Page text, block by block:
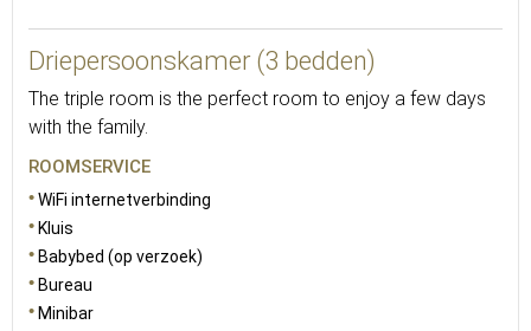
Driepersoonskamer (3 bedden)
The triple room is the perfect room to enjoy a few days
with the family.
ROOMSERVICE
WiFi internetverbinding
Kluis
Babybed (op verzoek)
Bureau
Minibar